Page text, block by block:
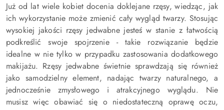
Już od lat wiele kobiet docenia doklejane rzęsy, wiedząc, jak
ich wykorzystanie może zmienić cały wygląd twarzy. Stosując
wysokiej jakości rzęsy jedwabne jesteś w stanie z łatwością
podkreślić swoje spojrzenie - takie rozwiązanie będzie
idealne w nie tylko w przypadku zastosowania dodatkowego
makijażu. Rzęsy jedwabne świetnie sprawdzają się również
jako samodzielny element, nadając twarzy naturalnego, a
jednocześnie zmysłowego i atrakcyjnego wyglądu. Nie
musisz więc obawiać się o niedostateczną oprawę oczu,